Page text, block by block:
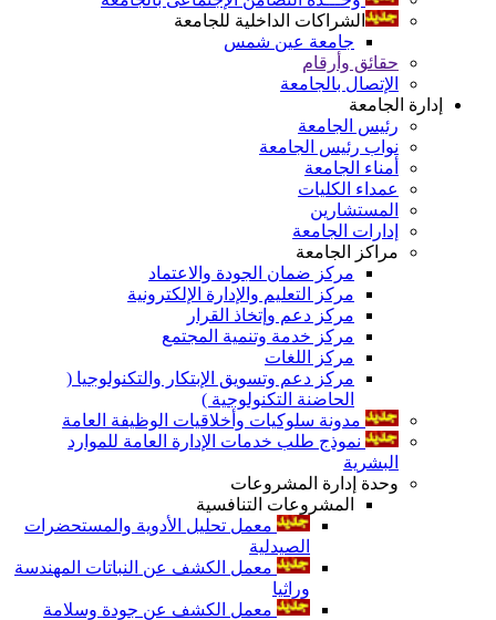
الشراكات الداخلية للجامعة
جامعة عين شمس
حقائق وأرقام
الإتصال بالجامعة
إدارة الجامعة
رئيس الجامعة
نواب رئيس الجامعة
أمناء الجامعة
عمداء الكليات
المستشارين
إدارات الجامعة
مراكز الجامعة
مركز ضمان الجودة والاعتماد
مركز التعليم والإدارة الإلكترونية
مركز دعم وإتخاذ القرار
مركز خدمة وتنمية المجتمع
مركز اللغات
مركز دعم وتسويق الإبتكار والتكنولوجيا (
الحاضنة التكنولوجية )
مدونة سلوكيات وأخلاقيات الوظيفة العامة
نموذج طلب خدمات الإدارة العامة للموارد
البشرية
وحدة إدارة المشروعات
المشروعات التنافسية
معمل تحليل الأدوية والمستحضرات
الصيدلية
معمل الكشف عن النباتات المهندسة
وراثيا
معمل الكشف عن جودة وسلامة